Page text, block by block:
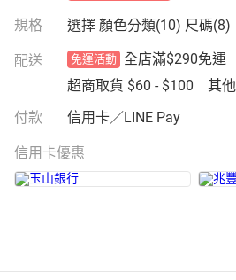
規格 選擇 顏色分類(10) 尺碼(8)
配送 免運活動 全店滿$290免運
超商取貨 $60 - $100 其他
付款
信用卡／LINE Pay
信用卡優惠